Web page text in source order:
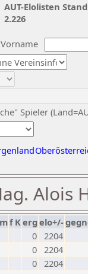
Vorname
Spieler
AUT-Elolisten
2.226
Alois
f Kerg elo+/-
0 2204
0 2204
0 2204